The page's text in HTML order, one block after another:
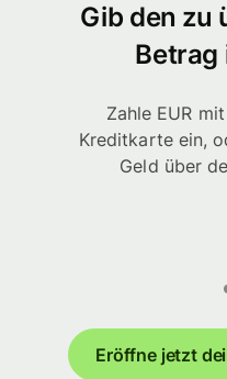
Gib den zu
Betrag
Zahle EUR
Kreditkarte ein,
Geld über
Eröffne jetzt